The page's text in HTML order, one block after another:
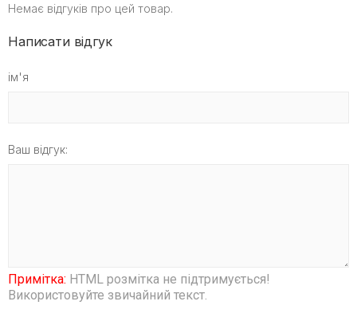
Немає відгуків про цей товар.
Написати відгук
ім'я
Ваш відгук:
Примітка: HTML розмітка не підтримується!
Використовуйте звичайний текст.